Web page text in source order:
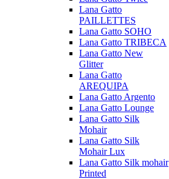
Lana Gatto
PAILLETTES
Lana Gatto SOHO
Lana Gatto TRIBECA
Lana Gatto New
Glitter
Lana Gatto
AREQUIPA
Lana Gatto Argento
Lana Gatto Lounge
Lana Gatto Silk
Mohair
Lana Gatto Silk
Mohair Lux
Lana Gatto Silk mohair
Printed